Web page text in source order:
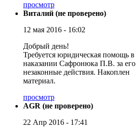
просмотр
Виталий (не проверено)
12 мая 2016 - 16:02
Добрый день!
Требуется юридическая помощь в
наказании Сафронюка П.В. за его
незаконные действия. Накоплен
материал.
просмотр
AGR (не проверено)
22 Апр 2016 - 17:41